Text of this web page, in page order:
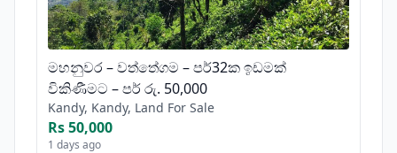
මහනුවර – වත්තේගම – පර්32ක ඉඩමක්
විකිණීමට – පර් රු. 50,000
Kandy, Kandy, Land For Sale
Rs 50,000
1 days ago